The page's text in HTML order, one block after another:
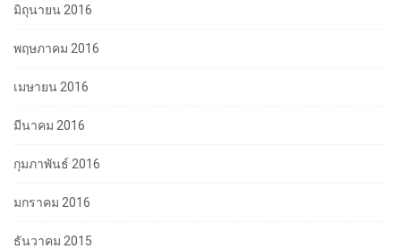
มิถุนายน 2016
พฤษภาคม 2016
เมษายน 2016
มีนาคม 2016
กุมภาพันธ์ 2016
มกราคม 2016
ธันวาคม 2015